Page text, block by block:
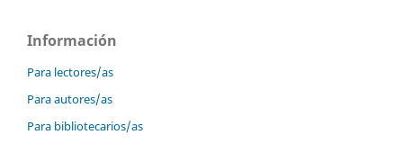
Información
Para lectores/as
Para autores/as
Para bibliotecarios/as